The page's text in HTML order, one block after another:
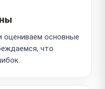
оцениваем основные
что